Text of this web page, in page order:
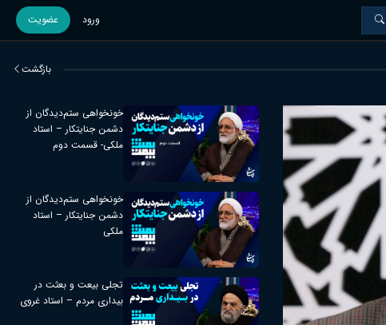
ورود عضویت
بازگشت
خونخواهی ستم‌دیدگان از
دشمن جنایتکار – استاد
ملکی- قسمت دوم
خونخواهی ستم‌دیدگان از
دشمن جنایتکار – استاد
ملکی
تجلی بیعت و بعثت در
بیداری مردم – استاد غروی